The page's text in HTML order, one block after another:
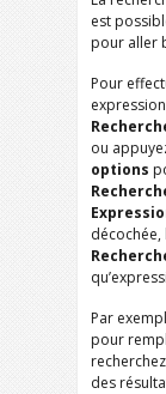
est
pour aller
Pour
ou
options
Par
pour
des